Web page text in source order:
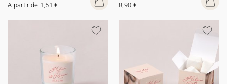
A partir de 1,51 €
8,90 €